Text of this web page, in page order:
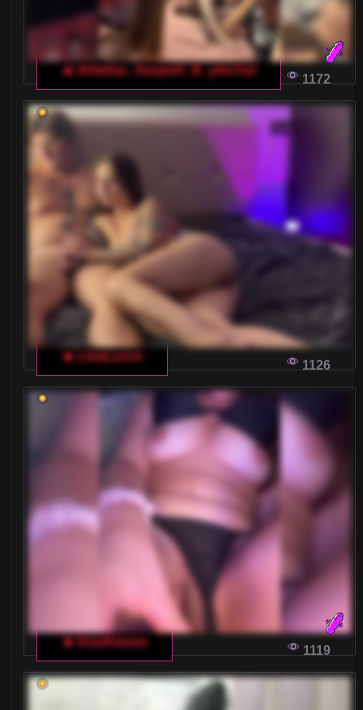
🔥 AHaHac_HaxpeH_B_yHuTa3
1172
🔥 LinaLurrre
1126
🔥 KissKissss
1119